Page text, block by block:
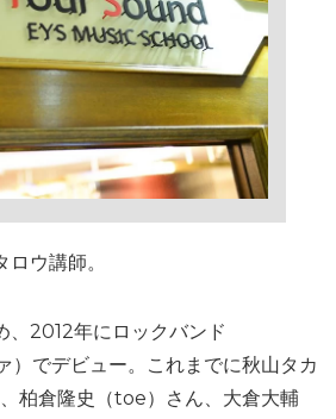
ウ講師。
、2012年にロックバンド
でデビュー。これまでに秋山タカ
柏倉隆史（toe）さん、大倉大輔